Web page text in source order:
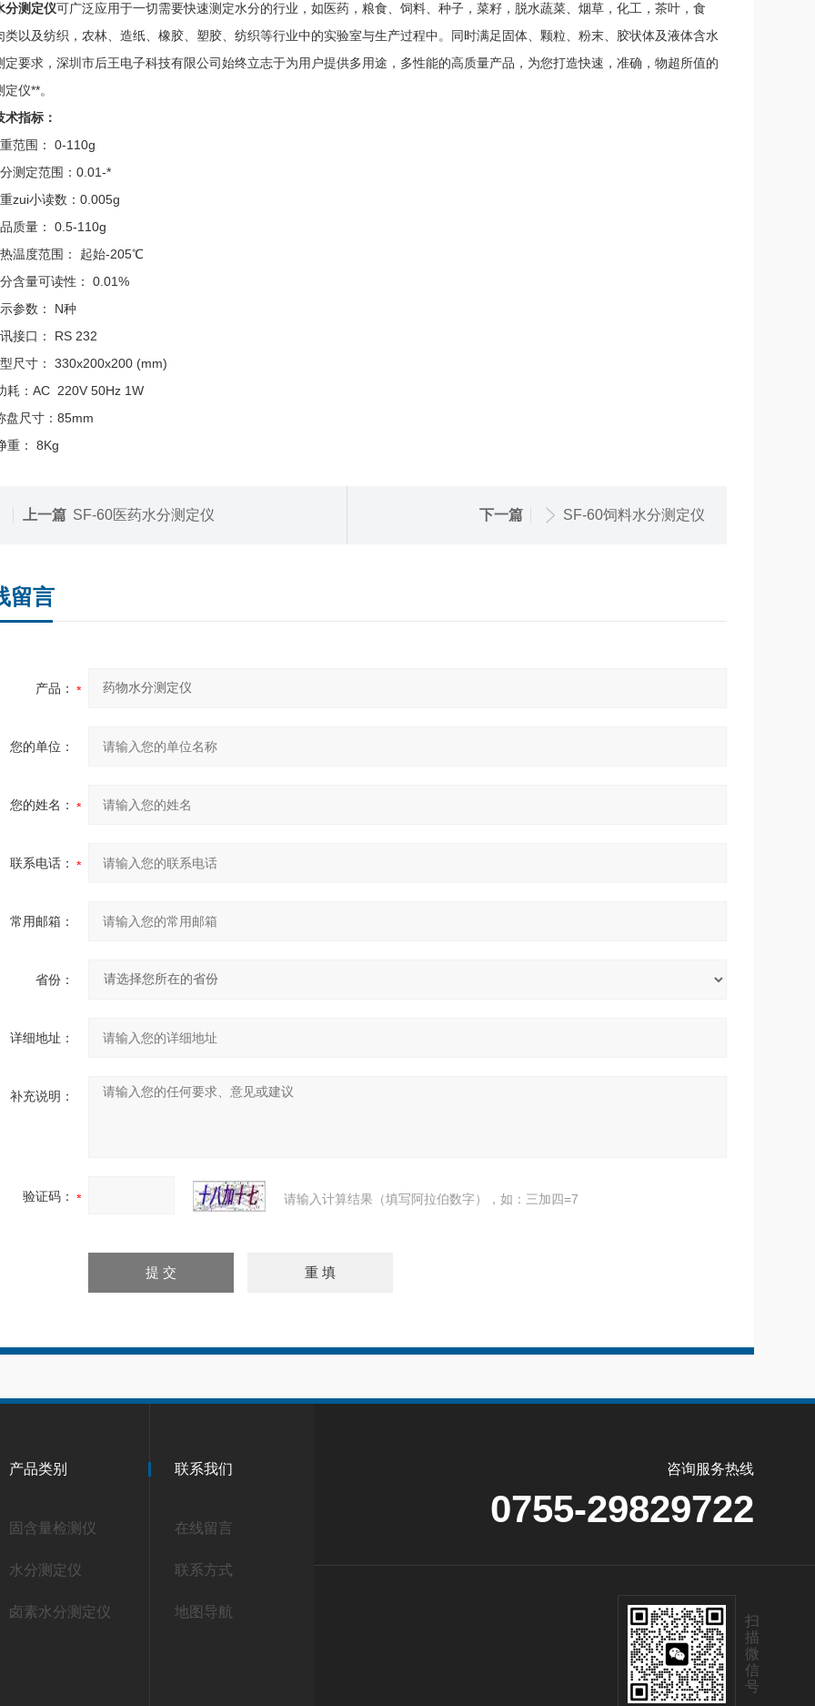
分测定仪可广泛应用于一切需要快速测定水分的行业，如医药，粮食、饲料、种子，菜籽，脱水蔬菜、烟草，化工，茶叶，食
类以及纺织，农林、造纸、橡胶、塑胶、纺织等行业中的实验室与生产过程中。同时满足固体、颗粒、粉末、胶状体及液体含水
定要求，深圳市后王电子科技有限公司始终立志于为用户提供多用途，多性能的高质量产品，为您打造快速，准确，物超所值的
仪**。
术指标：
范围： 0-110g
测定范围：0.01-*
zui小读数：0.005g
质量： 0.5-110g
温度范围： 起始-205℃
含量可读性： 0.01%
参数： N种
接口： RS 232
尺寸： 330x200x200 (mm)
耗：AC 220V 50Hz 1W
盘尺寸：85mm
重： 8Kg
上一篇 SF-60医药水分测定仪 下一篇 SF-60饲料水分测定仪
留言
产品：
您的单位：
您的姓名：
联系电话：
常用邮箱：
省份：
详细地址：
补充说明：
验证码： 请输入计算结果（填写阿拉伯数字），如：三加四=7
产品类别
固含量检测仪
水分测定仪
卤素水分测定仪
联系我们
在线留言
联系方式
地图导航
咨询服务热线
0755-29829722
扫
描
微
信
号